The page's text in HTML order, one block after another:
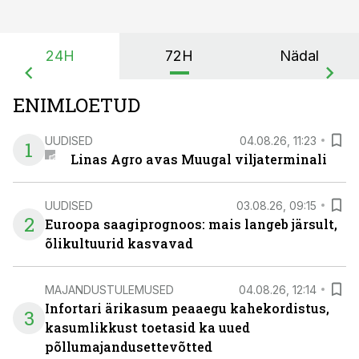
24H 72H Nädal
ENIMLOETUD
1
UUDISED 04.08.26, 11:23
Linas Agro avas Muugal viljaterminali
2
UUDISED 03.08.26, 09:15
Euroopa saagiprognoos: mais langeb järsult,
õlikultuurid kasvavad
3
MAJANDUSTULEMUSED 04.08.26, 12:14
Infortari ärikasum peaaegu kahekordistus,
kasumlikkust toetasid ka uued
põllumajandusettevõtted